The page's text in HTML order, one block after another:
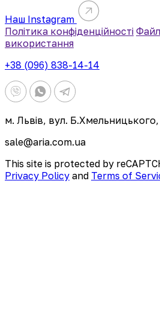
Наш Instagram
Політика конфіденційності
використання
+38 (096) 838-14-14
м. Львів, вул. Б.Хмельницького,
sale@aria.com.ua
This site is protected by
Privacy Policy and Terms of